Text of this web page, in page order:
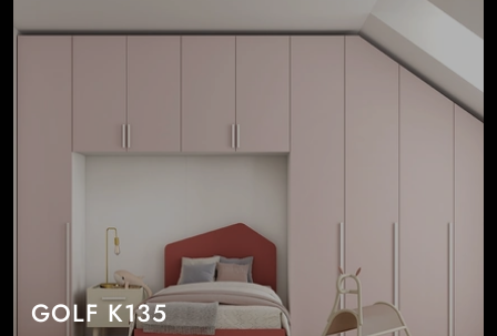
GOLF K135